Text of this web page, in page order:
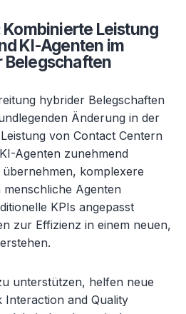
Leistung
KI-Agenten im
Belegschaften
hybrider Belegschaften
Änderung in der
von Contact Centern
Agenten zunehmend
komplexere
Agenten
KPIs angepasst
zur Effizienz in einem neuen,
unterstützen, helfen neue
Interaction and Quality